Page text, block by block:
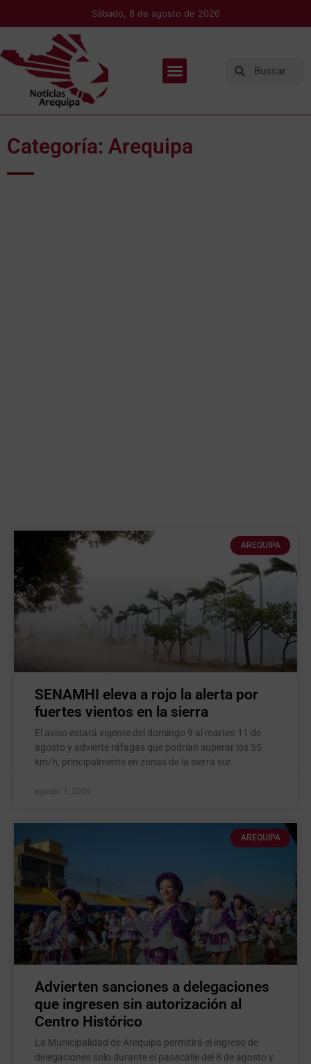
Sábado, 8 de agosto de 2026
Categoría: Arequipa
AREQUIPA
SENAMHI eleva a rojo la alerta por
fuertes vientos en la sierra
El aviso estará vigente del domingo 9 al martes 11 de
agosto y advierte ráfagas que podrían superar los 55
km/h, principalmente en zonas de la sierra sur.
agosto 7, 2026
AREQUIPA
Advierten sanciones a delegaciones
que ingresen sin autorización al
Centro Histórico
La Municipalidad de Arequipa permitirá el ingreso de
delegaciones solo durante el pasacalle del 8 de agosto y